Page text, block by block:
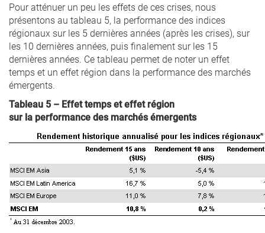
Pour atténuer un peu les effets de ces crises, nous
présentons au tableau 5, la performance des indices
régionaux sur les 5 dernières années (après les crises), sur
les 10 dernières années, puis finalement sur les 15
dernières années. Ce tableau permet de noter un effet
temps et un effet région dans la performance des marchés
émergents.
Tableau 5 – Effet temps et effet région
sur la performance des marchés émergents